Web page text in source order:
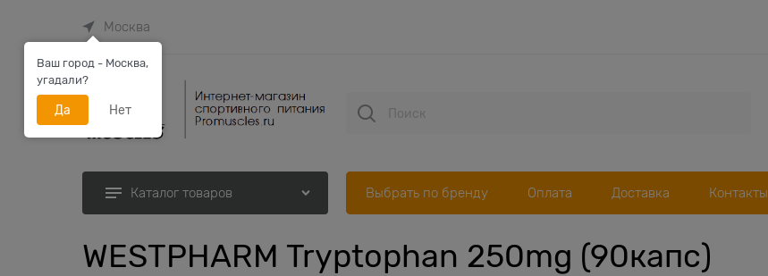
Москва
Каталог товаров Выбрать по бренду Оплата Доставка Контакты
WESTPHARM Tryptophan 250mg (90капс)
Ваш город - Москва,
угадали?
Да Нет